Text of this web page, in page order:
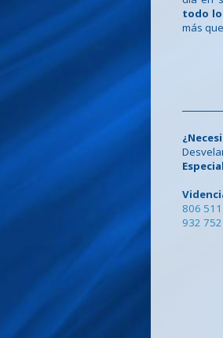
todo
más
806
932